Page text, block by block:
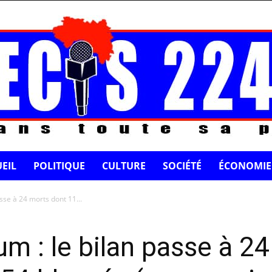
POLITIQUE CULTURE SOCIÉTÉ ÉCONOMIE
à 24 morts dont 11...
: le bilan passe à